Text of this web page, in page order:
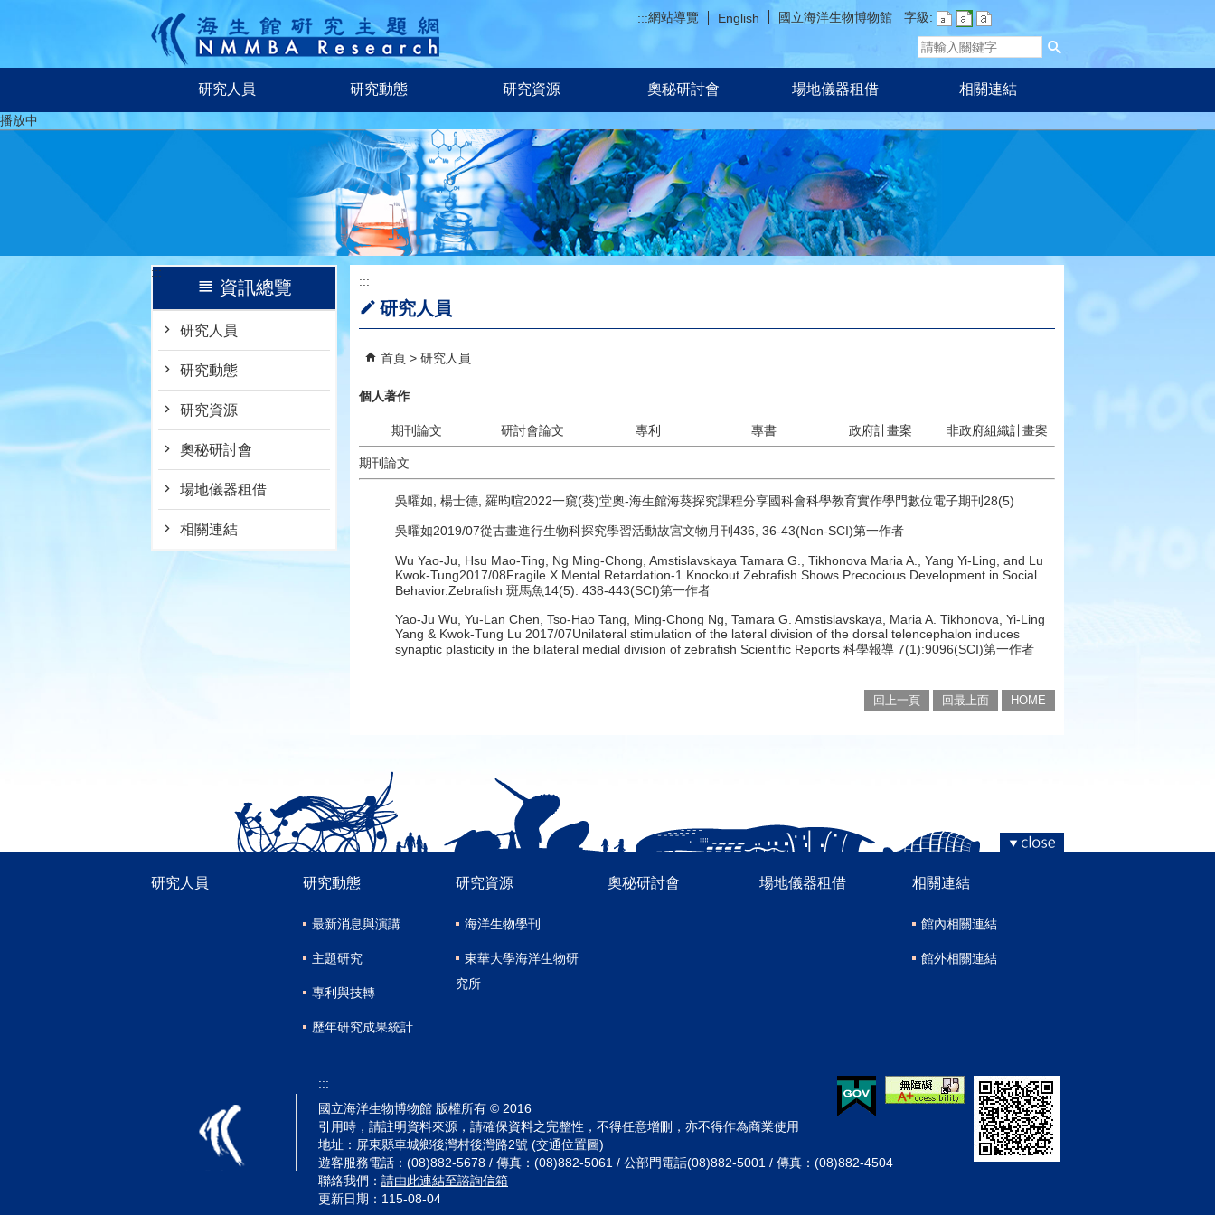
:::網站導覽 English 國立海洋生物博物館 字級:
研究人員 研究動態 研究資源 奧秘研討會 場地儀器租借 相關連結
播放中
:::
資訊總覽
研究人員
研究動態
研究資源
奧秘研討會
場地儀器租借
相關連結
:::
研究人員
首頁 研究人員
個人著作
期刊論文 研討會論文 專利 專書 政府計畫案 非政府組織計畫案
期刊論文
吳曜如, 楊士德, 羅昀暄2022一窺(葵)堂奧-海生館海葵探究課程分享國科會科學教育實作學門數位電子期刊28(5)
吳曜如2019/07從古畫進行生物科探究學習活動故宮文物月刊436, 36-43(Non-SCI)第一作者
Wu Yao-Ju, Hsu Mao-Ting, Ng Ming-Chong, Amstislavskaya Tamara G., Tikhonova Maria A., Yang Yi-Ling, and Lu
Kwok-Tung2017/08Fragile X Mental Retardation-1 Knockout Zebrafish Shows Precocious Development in Social
Behavior.Zebrafish 斑馬魚14(5): 438-443(SCI)第一作者
Yao-Ju Wu, Yu-Lan Chen, Tso-Hao Tang, Ming-Chong Ng, Tamara G. Amstislavskaya, Maria A. Tikhonova, Yi-Ling
Yang & Kwok-Tung Lu 2017/07Unilateral stimulation of the lateral division of the dorsal telencephalon induces
synaptic plasticity in the bilateral medial division of zebrafish Scientific Reports 科學報導 7(1):9096(SCI)第一作者
回上一頁 回最上面 HOME
研究人員 研究動態
最新消息與演講
主題研究
專利與技轉
歷年研究成果統計
研究資源
海洋生物學刊
東華大學海洋生物研
究所
奧秘研討會 場地儀器租借 相關連結
館內相關連結
館外相關連結
:::
國立海洋生物博物館 版權所有 © 2016
引用時，請註明資料來源，請確保資料之完整性，不得任意增刪，亦不得作為商業使用
地址：屏東縣車城鄉後灣村後灣路2號 (交通位置圖)
遊客服務電話：(08)882-5678 / 傳真：(08)882-5061 / 公部門電話(08)882-5001 / 傳真：(08)882-4504
聯絡我們： 請由此連結至諮詢信箱
更新日期： 115-08-04